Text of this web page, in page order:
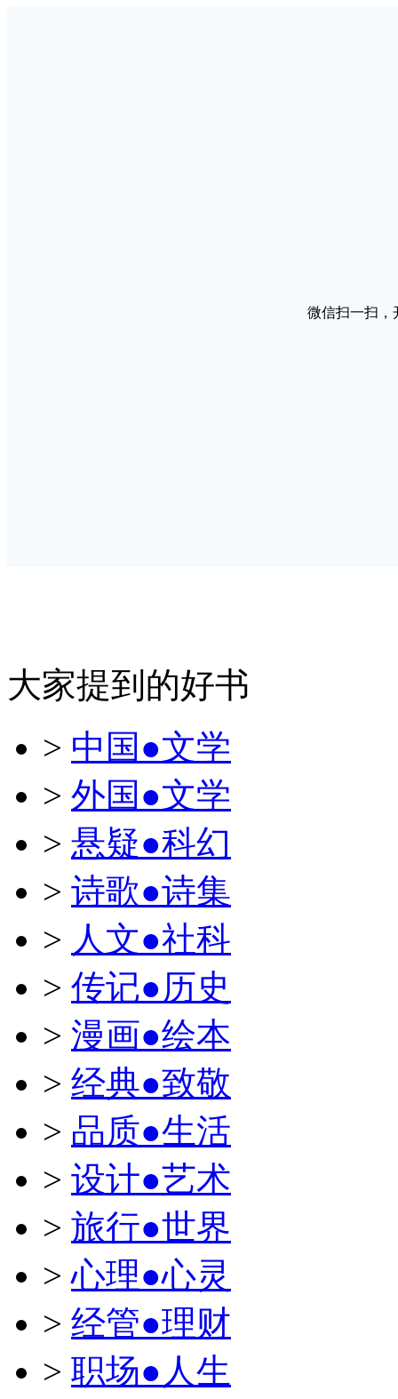
微信扫一扫，
大家提到的好书
> 中国●文学
> 外国●文学
> 悬疑●科幻
> 诗歌●诗集
> 人文●社科
> 传记●历史
> 漫画●绘本
> 经典●致敬
> 品质●生活
> 设计●艺术
> 旅行●世界
>心理●心灵
> 经管●理财
> 职场●人生